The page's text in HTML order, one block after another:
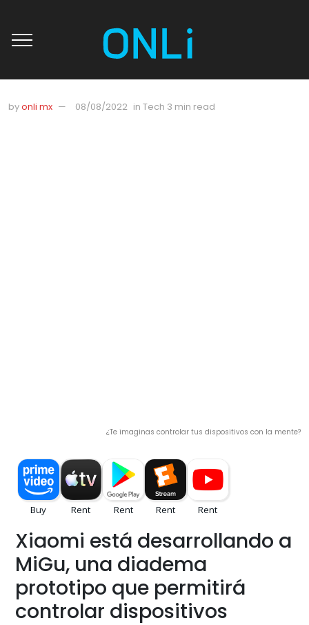
byonli mx 08/08/2022 in Tech 3 min read
¿Te imaginas controlar tus dispositivos con la mente?
Xiaomi está desarrollando a
MiGu, una diadema
prototipo que permitirá
controlar dispositivos